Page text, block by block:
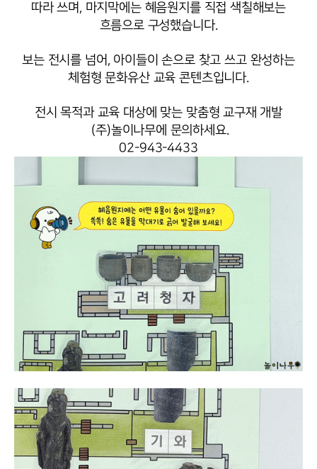
따라 쓰며, 마지막에는 혜음원지를 직접 색칠해보는
흐름으로 구성했습니다.
보는 전시를 넘어, 아이들이 손으로 찾고 쓰고 완성하는
체험형 문화유산 교육 콘텐츠입니다.
전시 목적과 교육 대상에 맞는 맞춤형 교구재 개발
(주)놀이나무에 문의하세요.
02-943-4433